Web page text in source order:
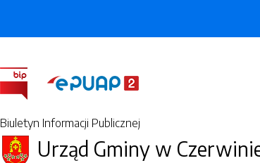
Biuletyn Informacji Publicznej
Urząd Gminy w